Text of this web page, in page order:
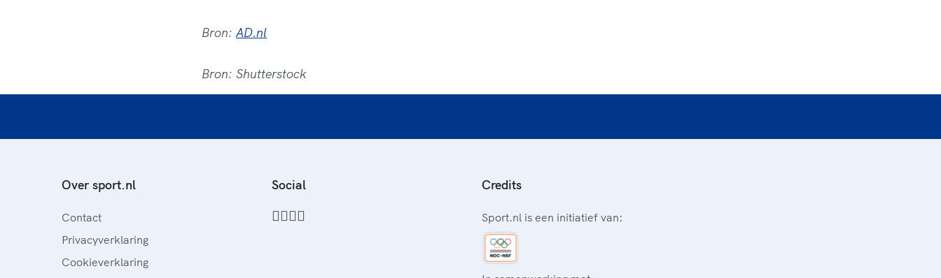
Bron:AD.nl
Bron: Shutterstock
Over sport.nl
Contact
Privacyverklaring
Cookieverklaring
Social Credits
Sport.nl is een initiatief van: